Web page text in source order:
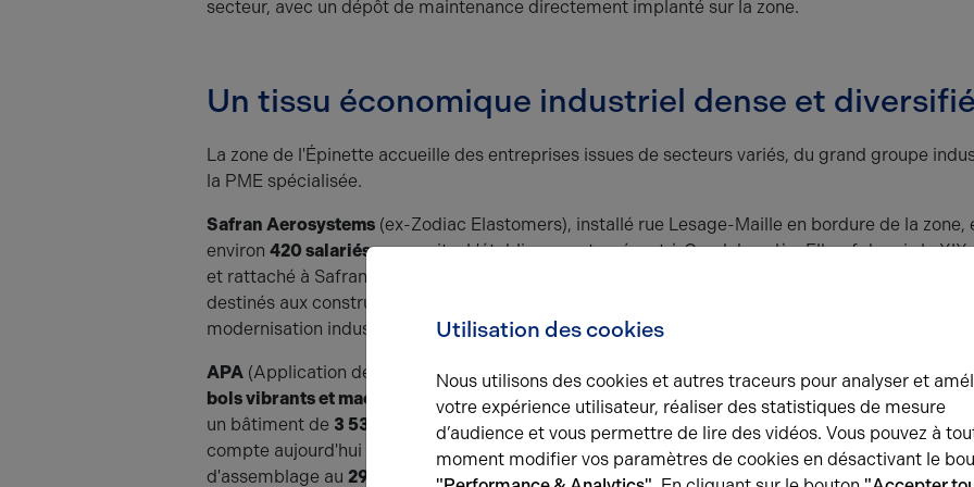
secteur, avec un dépôt de maintenance directement implanté sur la zone.
Un tissu économique industriel dense et diversifié
La zone de l'Épinette accueille des entreprises issues de secteurs variés, du grand groupe
la PME spécialisée.
Safran Aerosystems (ex-Zodiac Elastomers), installé rue Lesage-Maille en bordure de la zone,
environ 420 salariéssur ce site. L'établissement, présent à Caudebec-lès-Elbeuf depuis le
et rattaché à Safran depuis 2018, fabrique des
destinés aux constructeurs aéronautiques civils et militaires. Le site fait actuellement l'objet
modernisation industrielle de long terme visant à accroître les capacités de production.
APA (Application des Périphériques d'Automation), spécialisée dans la conception et
bols vibrants et machines spécialespour les secteurs automobile et pharmaceutique, a investi
un bâtiment de 3 537 m²
à l'angle des rues Félix Faure et Lesage-Maille. Créée en 1991,
compte aujourd'hui entre 50 et 99 salariés et dispose de deux sites sur la zone, dont son atelier
d'assemblage au 292 allée de l'Épinette.
Utilisation des cookies
Nous utilisons des cookies et autres traceurs pour analyser et
votre expérience utilisateur, réaliser des statistiques de mesure
d’audience et vous permettre de lire des vidéos. Vous pouvez à
moment modifier vos paramètres de cookies en désactivant le